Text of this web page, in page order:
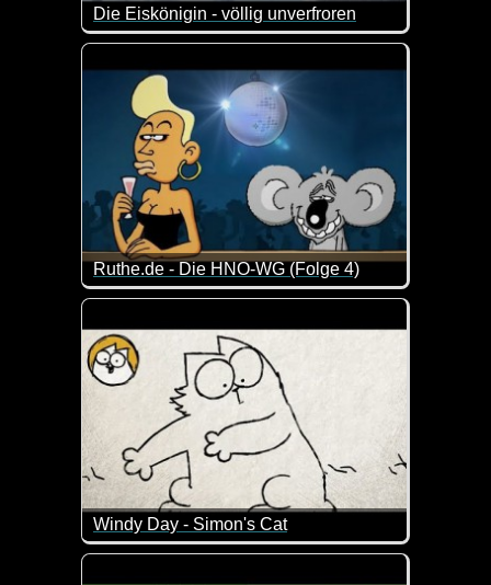
Die Eiskönigin - völlig unverfroren
Richtig toller Kurzfilm von Disney. Ganz
Ruthe.de - Die HNO-WG (Folge 4)
Und hier kommt Folge 4 der lustigen HNO-WG.
Windy Day - Simon's Cat
Ja, so ist er der Herbst - ziemlich windig! Das